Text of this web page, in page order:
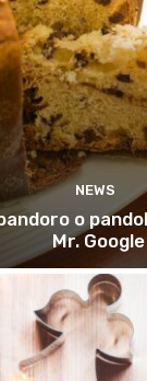
NEWS
o
Mr. Google